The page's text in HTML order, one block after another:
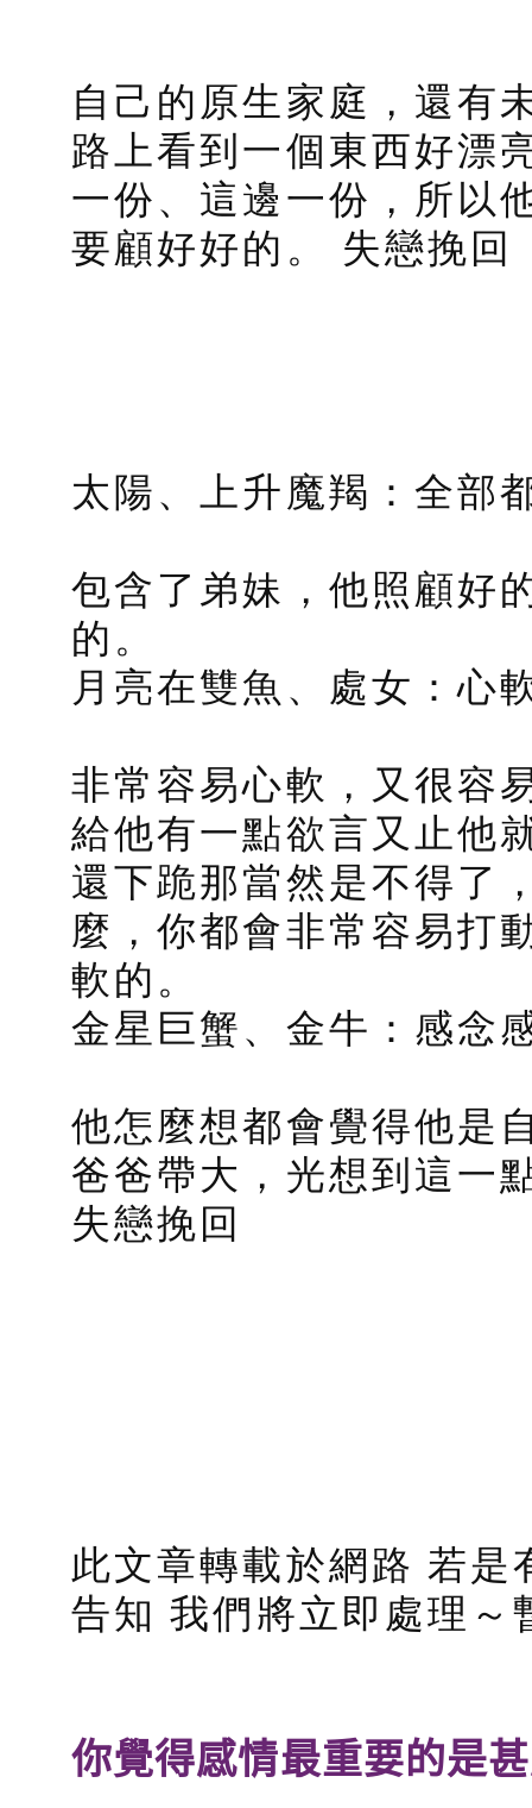
自己的原生家庭，還有
路上看到一個東西好漂
一份、這邊一份，所以
要顧好好的。 失戀挽回
太陽、上升魔羯：全部
包含了弟妹，他照顧好
的。
月亮在雙魚、處女：心
非常容易心軟，又很容
給他有一點欲言又止他
還下跪那當然是不得了
麼，你都會非常容易打
軟的。
金星巨蟹、金牛：感念
他怎麼想都會覺得他是
爸爸帶大，光想到這一
失戀挽回
此文章轉載於網路 若
告知 我們將立即處理～
你覺得感情最重要的是